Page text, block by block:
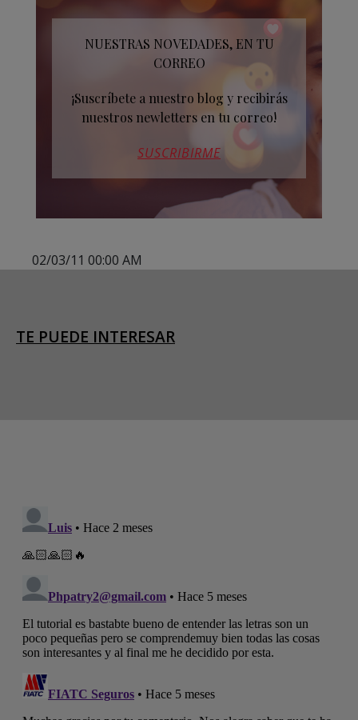
NUESTRAS NOVEDADES, EN TU
CORREO
¡Suscríbete a nuestro blog y recibirás
nuestros newletters en tu correo!
SUSCRIBIRME
02/03/11 00:00 AM
TE PUEDE INTERESAR